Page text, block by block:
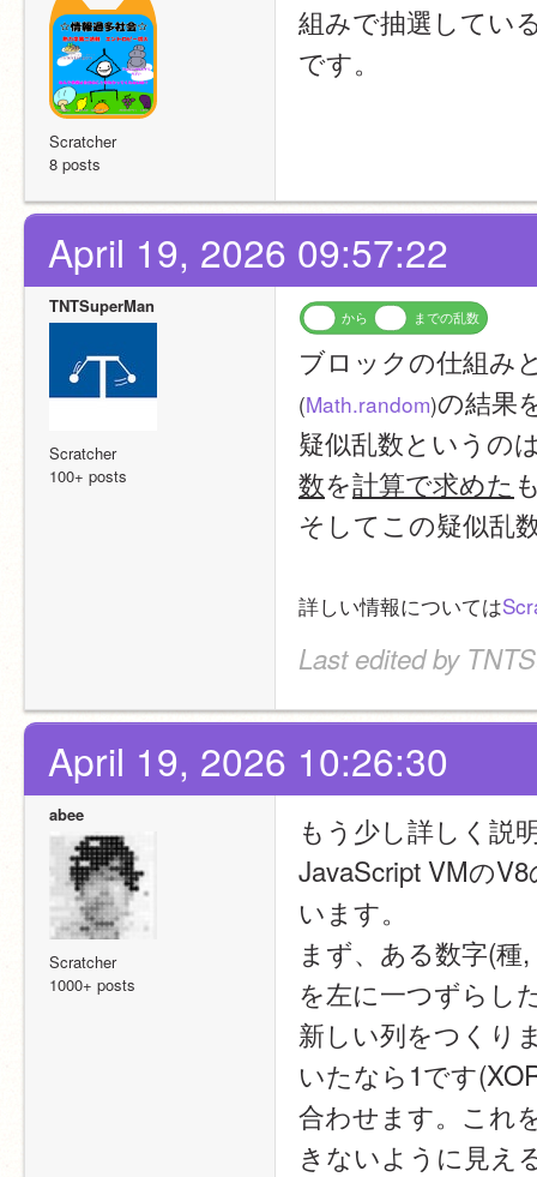
Scratcher
8 posts
組みで抽選してい
です。
April 19, 2026 09:57:22
TNTSuperMan
Scratcher
100+ posts
から までの乱数
ブロックの仕組み
(Math.random)の結果
疑似乱数というの
数を計算で求めた
そしてこの疑似乱
詳しい情報については
Last edited by
April 19, 2026 10:26:30
abee
Scratcher
1000+ posts
もう少し詳しく説
JavaScript VMの
います。
まず、ある数字(
を左に一つずらし
新しい列をつくり
いたなら1です
合わせます。これ
きないように見え